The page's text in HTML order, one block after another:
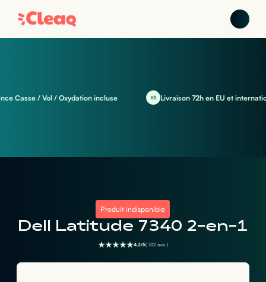
Casse / Vol / Oxydation incluse Livraison 72h en EU et
Produit indisponible
Dell Latitude 7340 2-en-1
4,3/5( 732 avis )